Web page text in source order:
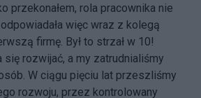
przekonałem, rola pracownika nie
więc wraz z kolegą
firmę. Był to strzał w 10!
się rozwijać, a my zatrudnialiśmy
W ciągu pięciu lat przeszliśmy
rozwoju, przez kontrolowany